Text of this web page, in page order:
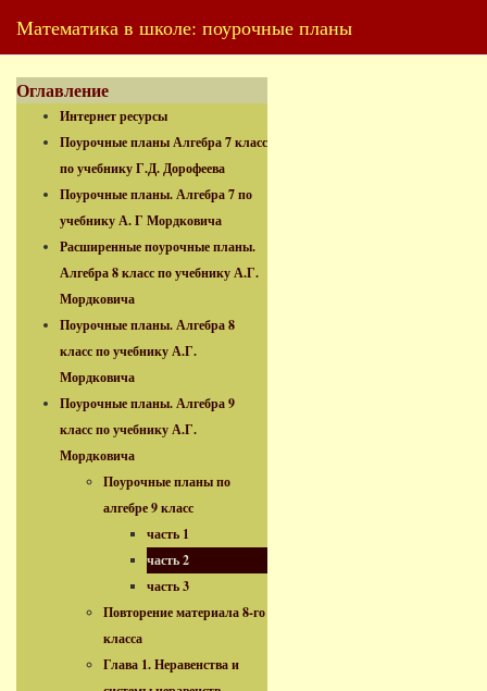
Математика в школе: поурочные планы
Оглавление
Интернет ресурсы
Поурочные планы Алгебра 7 класс
по учебнику Г.Д. Дорофеева
Поурочные планы. Алгебра 7 по
учебнику А. Г Мордковича
Расширенные поурочные планы.
Алгебра 8 класс по учебнику А.Г.
Мордковича
Поурочные планы. Алгебра 8
класс по учебнику А.Г.
Мордковича
Поурочные планы. Алгебра 9
класс по учебнику А.Г.
Мордковича
Поурочные планы по
алгебре 9 класс
часть 1
часть 2
часть 3
Повторение материала 8-го
класса
Глава 1. Неравенства и